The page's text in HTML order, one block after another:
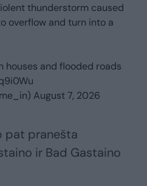
thunderstorm caused
overflow and turn into a
houses and flooded roads
August 7, 2026
pat pranešta
ir Bad Gastaino